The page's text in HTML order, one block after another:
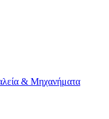
& Μηχανήματα